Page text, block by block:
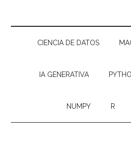
CIENCIA DE DATOS
IA GENERATIVA
NUMPY R